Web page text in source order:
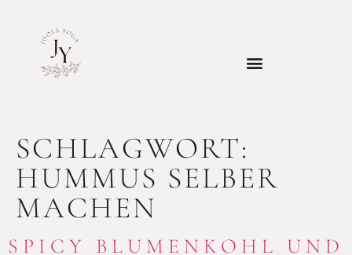
SCHLAGWORT:
HUMMUS SELBER
MACHEN
SPICY BLUMENKOHL UND